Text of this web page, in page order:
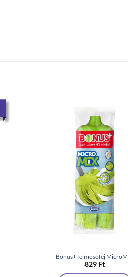
Bonus+ felmosófej
829 Ft